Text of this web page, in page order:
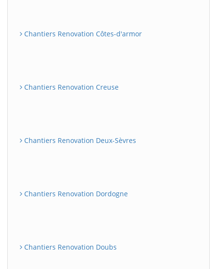
Chantiers Renovation Côtes-d'armor
Chantiers Renovation Creuse
Chantiers Renovation Deux-Sèvres
Chantiers Renovation Dordogne
Chantiers Renovation Doubs